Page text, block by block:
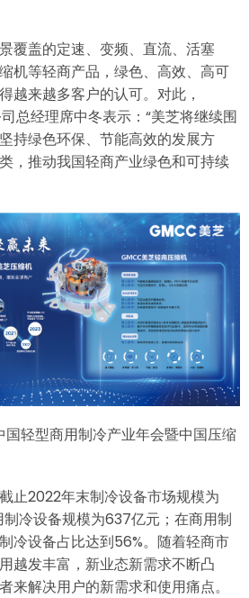
覆盖的定速、变频、直流、活塞
机等轻商产品，绿色、高效、高可
越来越多客户的认可。对此，
总经理席中冬表示：“美芝将继续围
持绿色环保、节能高效的发展方
，推动我国轻商产业绿色和可持续
轻型商用制冷产业年会暨中国压缩
止2022年末制冷设备市场规模为
冷设备规模为637亿元；在商用制
冷设备占比达到56%。随着轻商市
越发丰富，新业态新需求不断凸
来解决用户的新需求和使用痛点。